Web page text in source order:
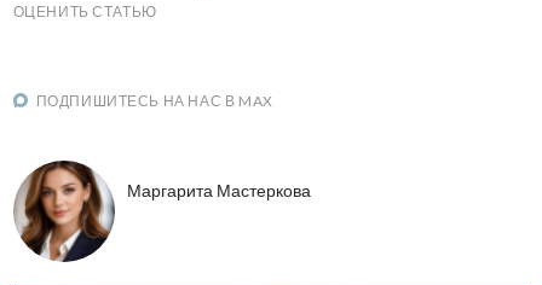
ОЦЕНИТЬ СТАТЬЮ
ПОДПИШИТЕСЬ НА НАС В MAX
Маргарита Мастеркова